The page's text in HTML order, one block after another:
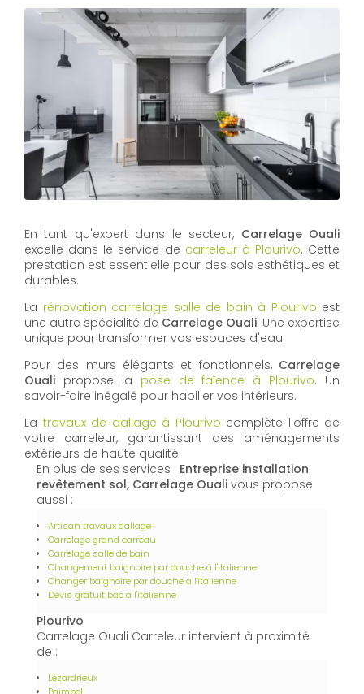
En tant qu'expert dans le secteur, Carrelage Ouali
excelle dans le service de carreleur à Plourivo. Cette
prestation est essentielle pour des sols esthétiques et
durables.
La rénovation carrelage salle de bain à Plourivo est
une autre spécialité de Carrelage Ouali. Une expertise
unique pour transformer vos espaces d'eau.
Pour des murs élégants et fonctionnels, Carrelage
Ouali propose la pose de faïence à Plourivo. Un
savoir-faire inégalé pour habiller vos intérieurs.
La travaux de dallage à Plourivo complète l'offre de
votre carreleur, garantissant des aménagements
extérieurs de haute qualité.
En plus de ses services : Entreprise installation
revêtement sol, Carrelage Ouali vous propose
aussi :
Artisan travaux dallage
Carrelage grand carreau
Carrelage salle de bain
Changement baignoire par douche à l'italienne
Changer baignoire par douche à l'italienne
Devis gratuit bac à l'italienne
Plourivo
Carrelage Ouali Carreleur intervient à proximité
de :
Lézardrieux